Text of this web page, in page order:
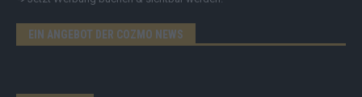
EIN ANGEBOT DER COZMO NEWS